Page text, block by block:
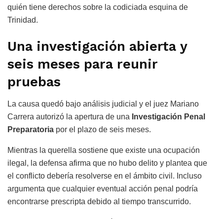
quién tiene derechos sobre la codiciada esquina de
Trinidad.
Una investigación abierta y
seis meses para reunir
pruebas
La causa quedó bajo análisis judicial y el juez Mariano
Carrera autorizó la apertura de una Investigación Penal
Preparatoria por el plazo de seis meses.
Mientras la querella sostiene que existe una ocupación
ilegal, la defensa afirma que no hubo delito y plantea que
el conflicto debería resolverse en el ámbito civil. Incluso
argumenta que cualquier eventual acción penal podría
encontrarse prescripta debido al tiempo transcurrido.